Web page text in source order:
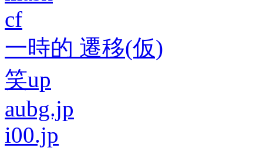
cf
一時的 遷移(仮)
笑up
aubg.jp
i00.jp